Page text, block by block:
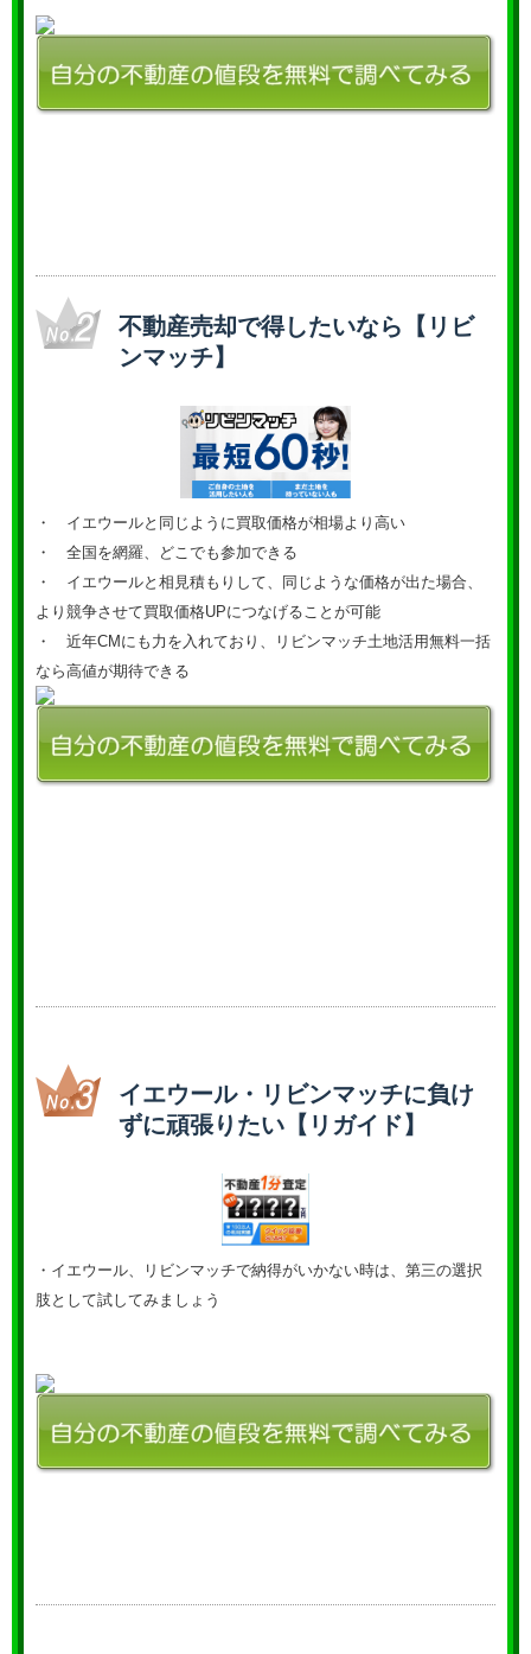
不動産売却で得したいなら【リビ
ンマッチ】
・ イエウールと同じように買取価格が相場より高い
・ 全国を網羅、どこでも参加できる
・ イエウールと相見積もりして、同じような価格が出た場合、
より競争させて買取価格UPにつなげることが可能
・ 近年CMにも力を入れており、リビンマッチ土地活用無料一括
なら高値が期待できる
イエウール・リビンマッチに負け
ずに頑張りたい【リガイド】
・イエウール、リビンマッチで納得がいかない時は、第三の選択
肢として試してみましょう